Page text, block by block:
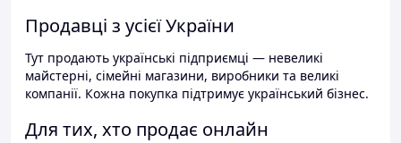
Продавці з усієї України
Тут продають українські підприємці — невеликі
майстерні, сімейні магазини, виробники та великі
компанії. Кожна покупка підтримує український бізнес.
Для тих, хто продає онлайн